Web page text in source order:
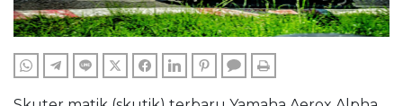
WHATSAPPTELEGRAM
LINE TWITTERFACEBOOKLINKEDINPINTERESTCOMMENTS